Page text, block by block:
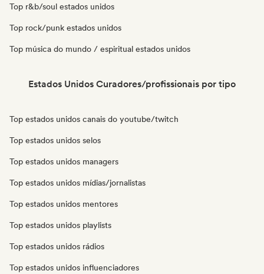
Top r&b/soul estados unidos
Top rock/punk estados unidos
Top música do mundo / espiritual estados unidos
Estados Unidos Curadores/profissionais por tipo
Top estados unidos canais do youtube/twitch
Top estados unidos selos
Top estados unidos managers
Top estados unidos mídias/jornalistas
Top estados unidos mentores
Top estados unidos playlists
Top estados unidos rádios
Top estados unidos influenciadores